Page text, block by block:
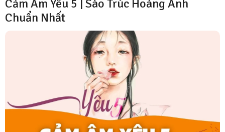
Cảm Âm Yêu 5 | Sáo Trúc Hoàng Anh
Chuẩn Nhất